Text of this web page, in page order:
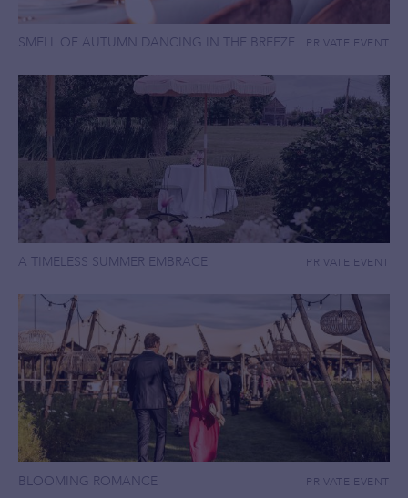
SMELL OF AUTUMN DANCING IN THE BREEZE PRIVATE EVENT
A TIMELESS SUMMER EMBRACE PRIVATE EVENT
BLOOMING ROMANCE PRIVATE EVENT